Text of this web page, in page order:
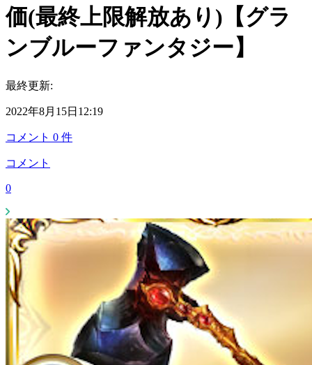
価(最終上限解放あり)【グラ
ンブルーファンタジー】
最終更新:
2022年8月15日12:19
コメント 0 件
コメント
0